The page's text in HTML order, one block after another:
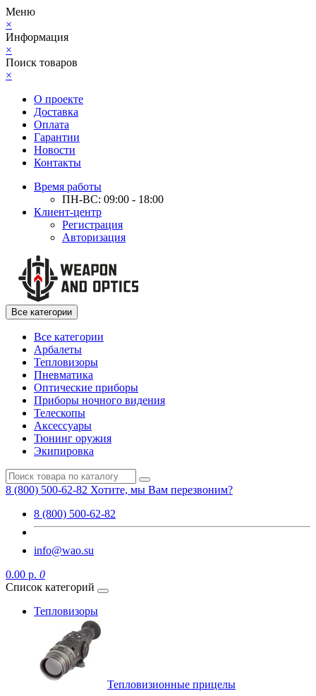
Меню
×
Информация
×
Поиск товаров
×
О проекте
Доставка
Оплата
Гарантии
Новости
Контакты
Время работы
ПН-ВС: 09:00 - 18:00
Клиент-центр
Регистрация
Авторизация
Все категории
Все категории
Арбалеты
Тепловизоры
Пневматика
Оптические приборы
Приборы ночного видения
Телескопы
Аксессуары
Тюнинг оружия
Экипировка
8 (800) 500-62-82 Хотите, мы Вам перезвоним?
8 (800) 500-62-82
info@wao.su
0.00 р. 0
Список категорий
Тепловизоры
Тепловизионные прицелы